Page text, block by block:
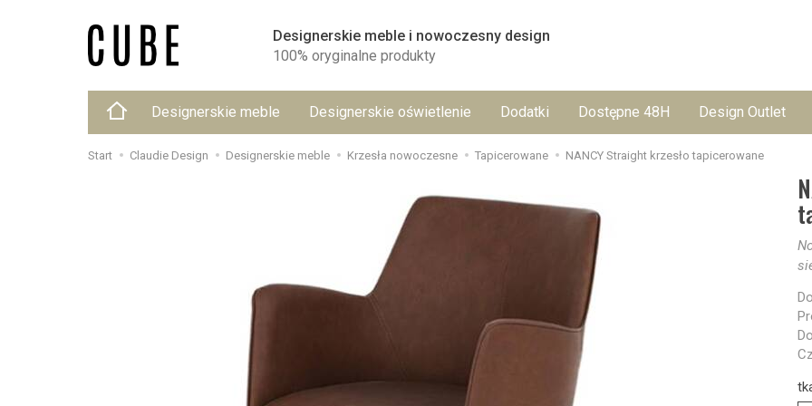
Designerskie meble i nowoczesny design
100% oryginalne produkty
Designerskie meble Designerskie oświetlenie Dodatki Dostępne 48H Design Outlet
Start Claudie Design Designerskie meble Krzesła nowoczesne Tapicerowane NANCY Straight krzesło tapicerowane